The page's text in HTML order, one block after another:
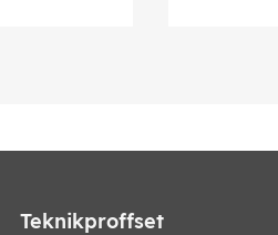
Teknikproffset